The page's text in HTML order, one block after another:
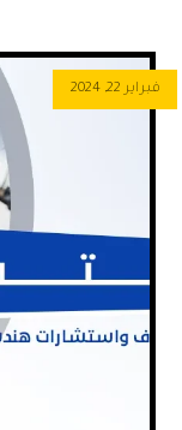
فبراير 22, 2024